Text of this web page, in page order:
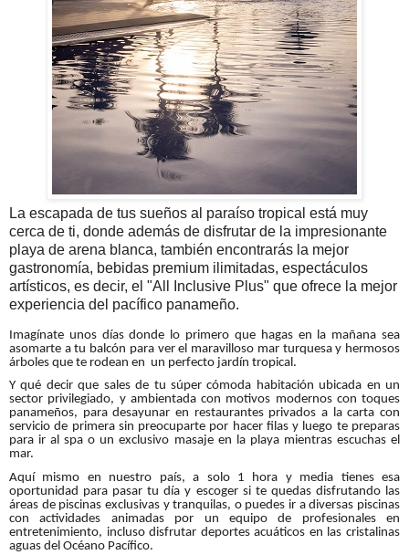
La escapada de tus sueños al paraíso tropical está muy
cerca de ti, donde además de disfrutar de la impresionante
playa de arena blanca, también encontrarás la mejor
gastronomía, bebidas premium ilimitadas, espectáculos
artísticos, es decir, el "All Inclusive Plus" que ofrece la mejor
experiencia del pacífico panameño.
Imagínate unos días donde lo primero que hagas en la mañana sea
asomarte a tu balcón para ver el maravilloso mar turquesa y hermosos
árboles que te rodean en un perfecto jardín tropical.
Y qué decir que sales de tu súper cómoda habitación ubicada en un
sector privilegiado, y ambientada con motivos modernos con toques
panameños, para desayunar en restaurantes privados a la carta con
servicio de primera sin preocuparte por hacer filas y luego te preparas
para ir al spa o un exclusivo masaje en la playa mientras escuchas el
mar.
Aquí mismo en nuestro país, a solo 1 hora y media tienes esa
oportunidad para pasar tu día y escoger si te quedas disfrutando las
áreas de piscinas exclusivas y tranquilas, o puedes ir a diversas piscinas
con actividades animadas por un equipo de profesionales en
entretenimiento, incluso disfrutar deportes acuáticos en las cristalinas
aguas del Océano Pacífico.